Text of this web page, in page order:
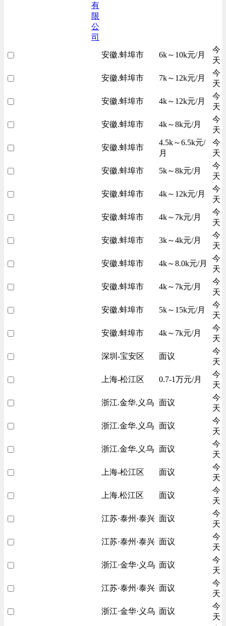
有
限
公
司
安徽.蚌埠市 6k～10k元/月
今
天
安徽.蚌埠市 7k～12k元/月
今
天
安徽.蚌埠市 4k～12k元/月
今
天
安徽.蚌埠市 4k～8k元/月
今
天
安徽.蚌埠市
4.5k～6.5k元/
月
今
天
安徽.蚌埠市 5k～8k元/月
今
天
安徽.蚌埠市 4k～12k元/月
今
天
安徽.蚌埠市 4k～7k元/月
今
天
安徽.蚌埠市 3k～4k元/月
今
天
安徽.蚌埠市 4k～8.0k元/月
今
天
安徽.蚌埠市 4k～7k元/月
今
天
安徽.蚌埠市 5k～15k元/月
今
天
安徽.蚌埠市 4k～7k元/月
今
天
深圳-宝安区 面议
今
天
上海-松江区 0.7-1万元/月
今
天
浙江.金华.义乌 面议
今
天
浙江.金华.义乌 面议
今
天
浙江.金华.义乌 面议
今
天
上海-松江区 面议
今
天
上海.松江区 面议
今
天
江苏·泰州·泰兴 面议
今
天
江苏·泰州·泰兴 面议
今
天
浙江·金华·义乌 面议
今
天
江苏·泰州·泰兴 面议
今
天
浙江·金华·义乌 面议
今
天